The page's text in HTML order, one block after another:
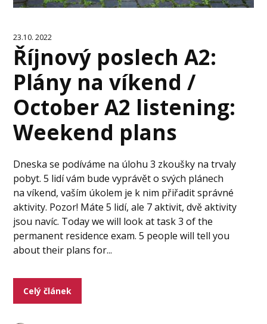
23.10. 2022
Říjnový poslech A2:
Plány na víkend /
October A2 listening:
Weekend plans
Dneska se podíváme na úlohu 3 zkoušky na trvaly
pobyt. 5 lidí vám bude vyprávět o svých plánech
na víkend, vaším úkolem je k nim přiřadit správné
aktivity. Pozor! Máte 5 lidí, ale 7 aktivit, dvě aktivity
jsou navíc. Today we will look at task 3 of the
permanent residence exam. 5 people will tell you
about their plans for...
Celý článek